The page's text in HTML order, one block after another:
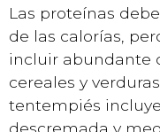
Las proteínas
de las calorías,
incluir abundante
cereales y
tentempiés
descremada y